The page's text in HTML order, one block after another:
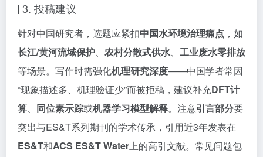
3. 投稿建议
针对中国研究者，选题应紧扣中国水环境治理痛点 ，如
长江/黄河流域保护、 农村分散式供水、 工业废水零排放
等场景。写作时需强化机理研究深度——中国学者常因
“现象描述多、机理验证少”而被拒稿，建议补充DFT计
算、 同位素示踪或机器学习模型解释。注意引言部分要
突出与ES&T系列期刊的学术传承，引用近3年发表在
ES&T和ACS ES&T Water上的高引文献。常见问题包